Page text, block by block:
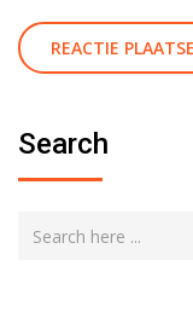
Search